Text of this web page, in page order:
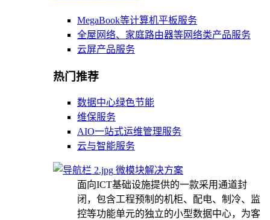
MegaBook等计算机平板服务
全屋网络、家庭路由器等网络类产品服务
云屏产品服务
热门推荐
数据中心绿色节能
维保服务
AIO一站式运维管理服务
云与智能服务
微模块解决方案
面向ICT基础设施提供的一款采用通道封
闭，包含工程预制的机柜、配电、制冷、监
控等功能单元的独立的小型数据中心，为客